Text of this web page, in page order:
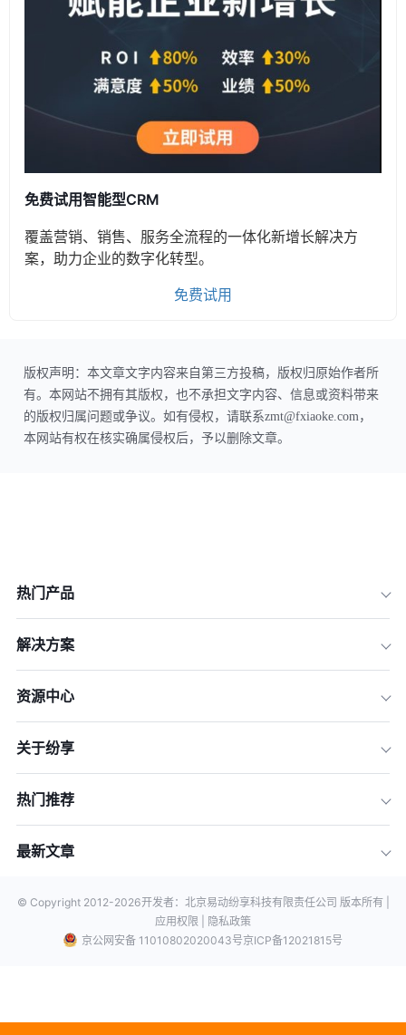
免费试用智能型CRM
覆盖营销、销售、服务全流程的一体化新增长解决方
案，助力企业的数字化转型。
免费试用
版权声明：本文章文字内容来自第三方投稿，版权归原始作者所
有。本网站不拥有其版权，也不承担文字内容、信息或资料带来
的版权归属问题或争议。如有侵权，请联系zmt@fxiaoke.com，
本网站有权在核实确属侵权后，予以删除文章。
热门产品
解决方案
资源中心
关于纷享
热门推荐
最新文章
© Copyright 2012-2026开发者：北京易动纷享科技有限责任公司 版本所有 |
应用权限 |
隐私政策
京公网安备 11010802020043号京ICP备12021815号